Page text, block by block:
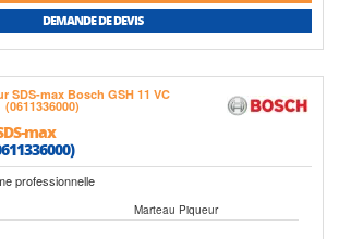
DEMANDE DE DEVIS
max
professionnelle
Marteau Piqueur